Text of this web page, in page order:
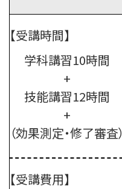
【受講時間】
学科講習10時間
+
技能講習12時間
+
（効果測定・修了審査）
【受講費用】